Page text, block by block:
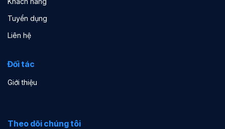
Tuyển dụng
Liên hệ
Đối tác
Giới thiệu
Theo dõi chúng tôi